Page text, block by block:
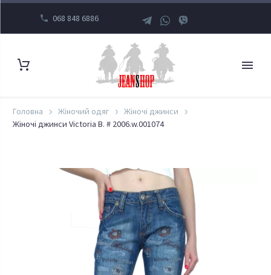
068 848 6886
Головна Жіночий одяг
Жіночі джинси
Жіночі джинси Victoria B. # 2006.w.001074